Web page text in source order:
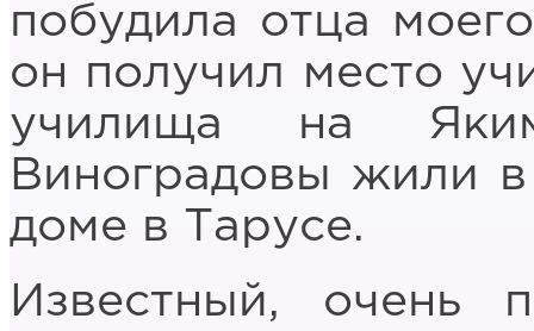
побудила отца
он получил место
училища на
Виноградовы жили
доме в Тарусе.
Известный, очень